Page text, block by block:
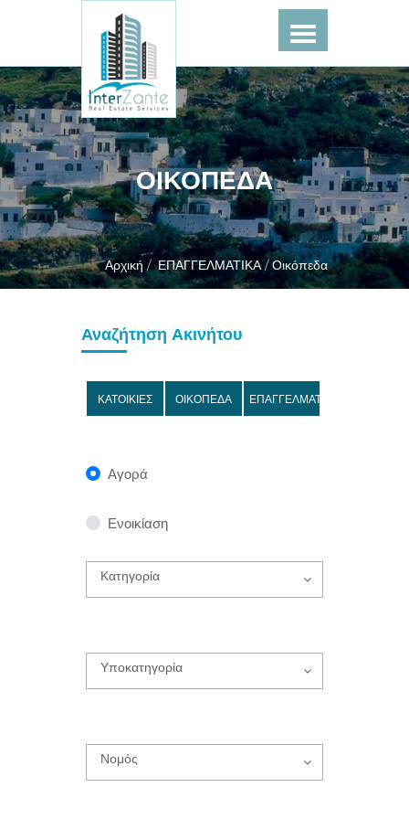
ΟΙΚΟΠΕΔΑ
Αρχική / ΕΠΑΓΓΕΛΜΑΤΙΚΑ /Οικόπεδα
Αναζήτηση Ακινήτου
ΚΑΤΟΙΚΙΕΣ ΟΙΚΟΠΕΔΑ ΕΠΑΓΓΕΛΜΑΤΙΚΑ
Αγορά
Ενοικίαση
Κατηγορία
Υποκατηγορία
Νομός